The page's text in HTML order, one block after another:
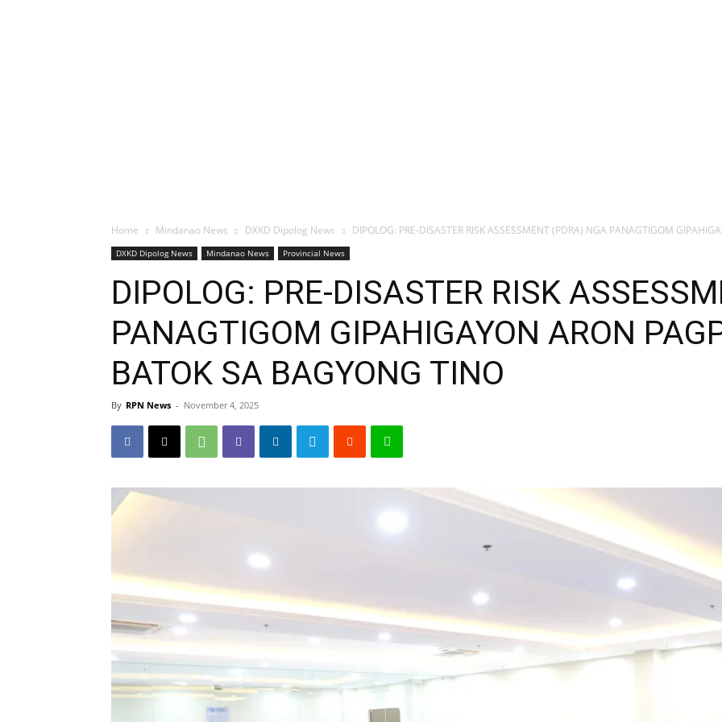
Home Mindanao News DXKD Dipolog News DIPOLOG: PRE-DISASTER RISK ASSESSMENT (PDRA) NGA PANAGTIGOM
DXKD Dipolog News Mindanao News Provincial News
DIPOLOG: PRE-DISASTER RISK
PANAGTIGOM GIPAHIGAYON ARON
BATOK SA BAGYONG TINO
By RPN News - November 4, 2025